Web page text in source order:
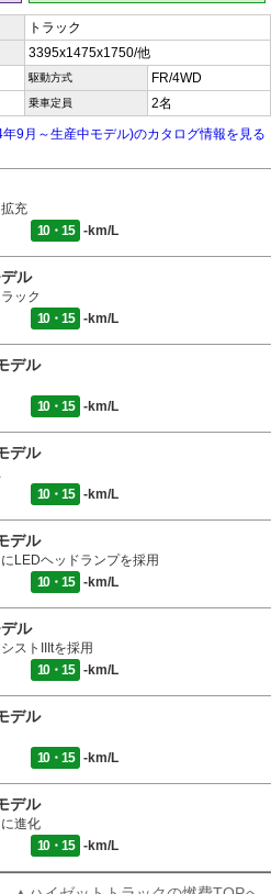
トラック
3395x1475x1750/他
駆動方式 FR/4WD
乗車定員
2名
9月～生産中モデル)のカタログ情報を見る
充
10・15 -km/L
ル
ック
10・15 -km/L
デル
10・15 -km/L
デル
10・15 -km/L
デル
LEDヘッドランプを採用
10・15 -km/L
ル
ストIIItを採用
10・15 -km/L
デル
10・15 -km/L
デル
進化
10・15 -km/L